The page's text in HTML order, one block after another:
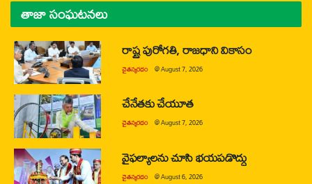
తాజా సంఘటనలు
రాష్ట్ర పురోగతి, రాజధాని వికాసం
చైతన్యరధం @August 7, 2026
చేనేతకు చేయూత
చైతన్యరధం @August 7, 2026
వైఫల్యాలను చూసి భయపడొద్దు
చైతన్యరధం @August 6, 2026